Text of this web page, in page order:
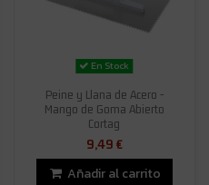
En Stock
Peine y Llana de Acero -
Mango de Goma Abierto
Cortag
9,49 €
Añadir al carrito